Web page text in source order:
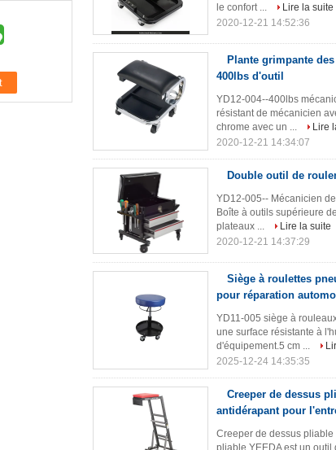
le confort ...
Lire la suite
2020-12-21 14:52:36
Plante grimpante
400lbs d'outil
YD12-004--400lbs
résistant de mécanicien
chrome avec un ...
Lire
2020-12-21 14:34:07
Double outil de
YD12-005-- Mécanicien
Boîte à outils supérieure
plateaux ...
Lire la suite
2020-12-21 14:37:29
Siège à roulettes
pour réparation
YD11-005 siège à
une surface résistante à
d'équipement.5 cm ...
2025-12-24 14:35:35
Creeper de dessus
antidérapant pour
Creeper de dessus
pliable YEEDA est un outil